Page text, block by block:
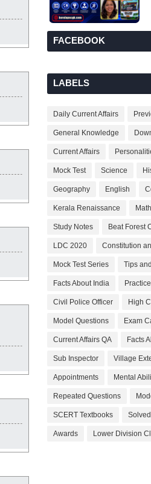
FACEBOOK
LABELS
Daily Current Affairs
General Knowledge
Current Affairs
Mock Test Science
Geography English
Kerala Renaissance
Study Notes Beat Forest
LDC 2020 Constitution
Mock Test Series Tips
Facts About India
Civil Police Officer High
Model Questions Exam
Current Affairs QA Facts
Sub Inspector Village
Appointments Mental
Repeated Questions
SCERT Textbooks
Awards Lower Division